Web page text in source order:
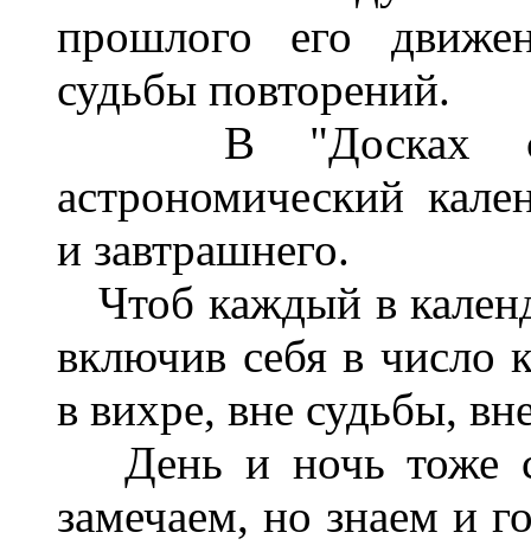
прошлого его
судьбы повторений.
В "Досках
астрономический
и завтрашнего.
Чтоб каждый в
включив себя в число
в вихре, вне судьбы,
День и ночь тоже
замечаем, но знаем и